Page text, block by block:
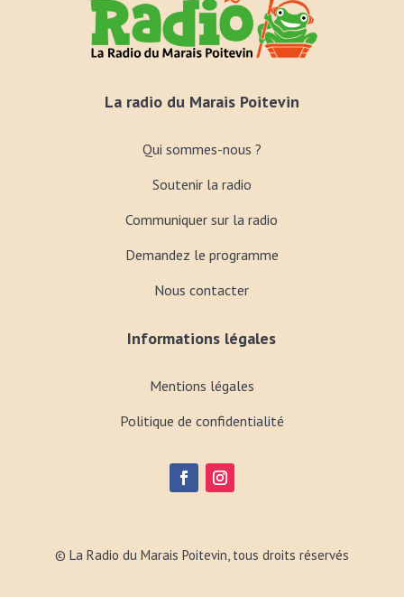
La radio du Marais Poitevin
Qui sommes-nous ?
Soutenir la radio
Communiquer sur la radio
Demandez le programme
Nous contacter
Informations légales
Mentions légales
Politique de confidentialité
© La Radio du Marais Poitevin, tous droits réservés